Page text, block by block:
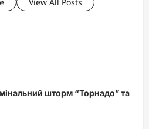
шторм “Торнадо” та